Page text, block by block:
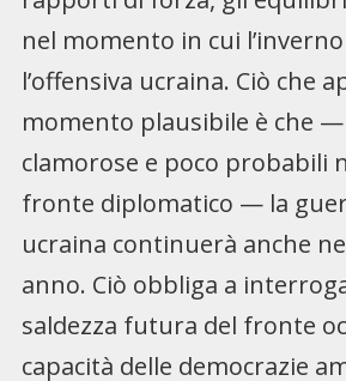
nel momento in cui
l’offensiva ucraina. Ciò che
momento plausibile è che
clamorose e poco probabili
fronte diplomatico — la
ucraina continuerà anche
anno. Ciò obbliga a
saldezza futura del fronte
capacità delle democrazie